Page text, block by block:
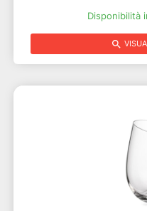
Disponibilità
search